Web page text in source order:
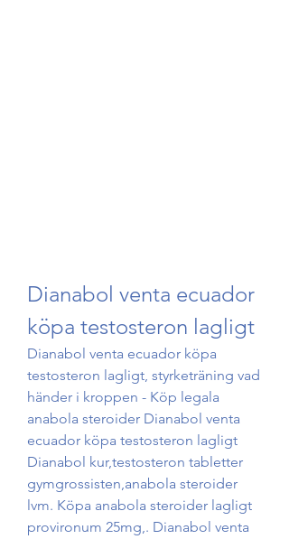
Dianabol venta ecuador
köpa testosteron lagligt
Dianabol venta ecuador köpa
testosteron lagligt, styrketräning vad
händer i kroppen - Köp legala
anabola steroider Dianabol venta
ecuador köpa testosteron lagligt
Dianabol kur,testosteron tabletter
gymgrossisten,anabola steroider
lvm. Köpa anabola steroider lagligt
provironum 25mg,. Dianabol venta